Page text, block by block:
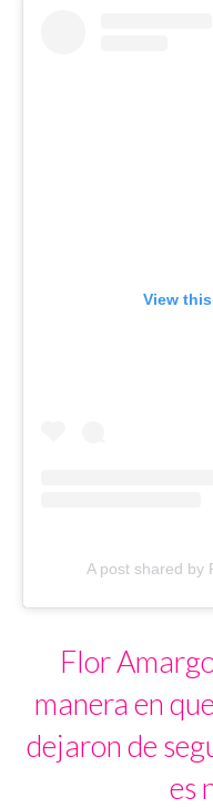
View
A post shared by
Flor
manera en
dejaron de
es